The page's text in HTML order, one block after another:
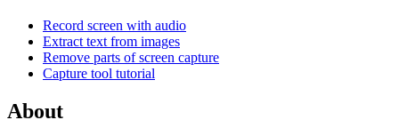
Record screen with audio
Extract text from images
Remove parts of screen capture
Capture tool tutorial
About